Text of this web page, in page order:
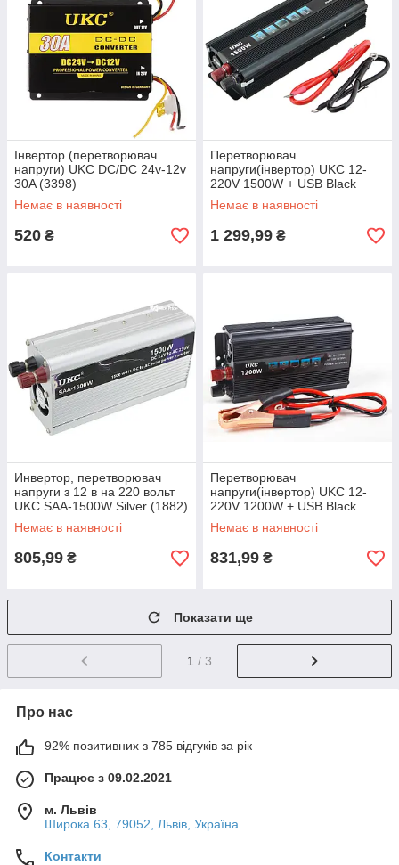
Інвертор (перетворювач
напруги) UKC DC/DC 24v-12v
30A (3398)
Немає в наявності
520 ₴
Перетворювач
напруги(інвертор) UKC 12-
220V 1500W + USB Black
Немає в наявності
1 299,99 ₴
Инвертор, перетворювач
напруги з 12 в на 220 вольт
UKC SAA-1500W Silver (1882)
Немає в наявності
805,99 ₴
Перетворювач
напруги(інвертор) UKC 12-
220V 1200W + USB Black
(1881)
Немає в наявності
831,99 ₴
Показати ще
1 / 3
Про нас
92% позитивних з 785 відгуків за рік
Працює з 09.02.2021
м. Львів
Широка 63, 79052, Львів, Україна
Контакти